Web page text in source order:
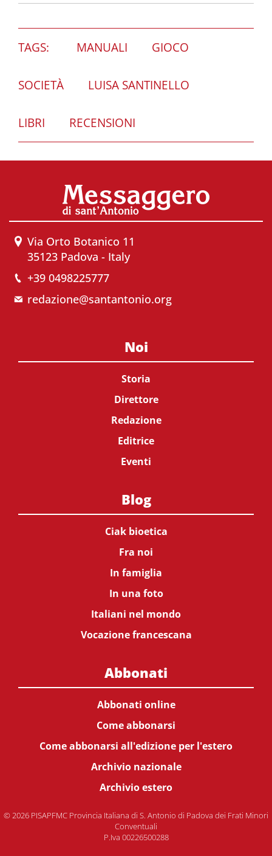
TAGS: MANUALI GIOCO
SOCIETÀ LUISA SANTINELLO
LIBRI RECENSIONI
Via Orto Botanico 11
35123 Padova - Italy
+39 0498225777
redazione@santantonio.org
Noi
Storia
Direttore
Redazione
Editrice
Eventi
Blog
Ciak bioetica
Fra noi
In famiglia
In una foto
Italiani nel mondo
Vocazione francescana
Abbonati
Abbonati online
Come abbonarsi
Come abbonarsi all'edizione per l'estero
Archivio nazionale
Archivio estero
© 2026 PISAPFMC Provincia Italiana di S. Antonio di Padova dei Frati Minori
Conventuali
P.Iva 00226500288